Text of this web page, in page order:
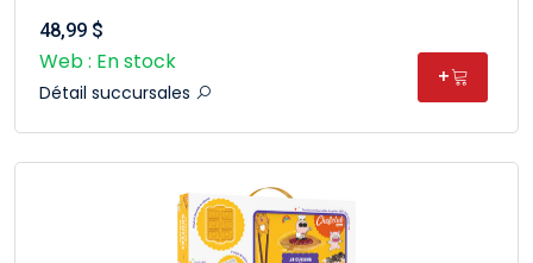
48,99 $
Web : En stock
Détail succursales
+